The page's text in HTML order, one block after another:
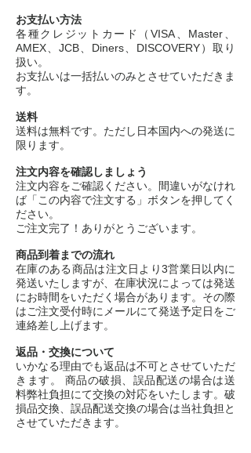
お支払い方法
各種クレジットカード（VISA、Master、
AMEX、JCB、Diners、DISCOVERY）取り
扱い。
お支払いは一括払いのみとさせていただきま
す。
送料
送料は無料です。ただし日本国内への発送に
限ります。
注文内容を確認しましょう
注文内容をご確認ください。間違いがなけれ
ば「この内容で注文する」ボタンを押してく
ださい。
ご注文完了！ありがとうございます。
商品到着までの流れ
在庫のある商品は注文日より3営業日以内に
発送いたしますが、在庫状況によっては発送
にお時間をいただく場合があります。その際
はご注文受付時にメールにて発送予定日をご
連絡差し上げます。
返品・交換について
いかなる理由でも返品は不可とさせていただ
きます。 商品の破損、誤品配送の場合は送
料弊社負担にて交換の対応をいたします。破
損品交換、誤品配送交換の場合は当社負担と
させていただきます。